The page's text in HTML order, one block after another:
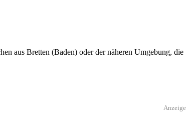
aus Bretten (Baden) oder der näheren Umgebung, die
Anzeige